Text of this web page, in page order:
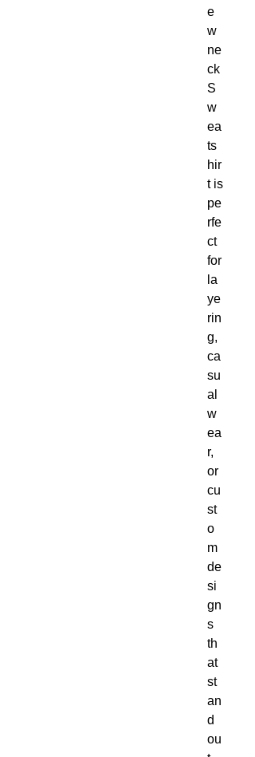
e
w
ne
ck
S
w
ea
ts
hir
t is
pe
rfe
ct
for
la
ye
rin
g,
ca
su
al
w
ea
r,
or
cu
st
o
m
de
si
gn
s
th
at
st
an
d
ou